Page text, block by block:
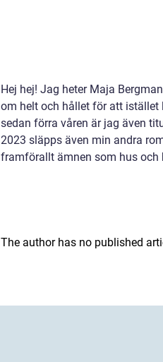
Hej hej! Jag heter Maja
om helt och hållet för att istället
sedan förra våren är jag även
2023 släpps även min andra
framförallt ämnen som hus och
The author has no published